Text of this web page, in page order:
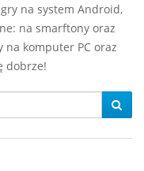
na system Android,
na smarftony oraz
na komputer PC oraz
dobrze!